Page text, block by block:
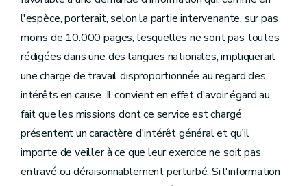
l'espèce, porterait, selon la partie intervenante, sur pas
moins de 10.000 pages, lesquelles ne sont pas toutes
rédigées dans une des langues nationales, impliquerait
une charge de travail disproportionnée au regard des
intérêts en cause. Il convient en effet d'avoir égard au
fait que les missions dont ce service est chargé
présentent un caractère d'intérêt général et qu'il
importe de veiller à ce que leur exercice ne soit pas
entravé ou déraisonnablement perturbé. Si l'information